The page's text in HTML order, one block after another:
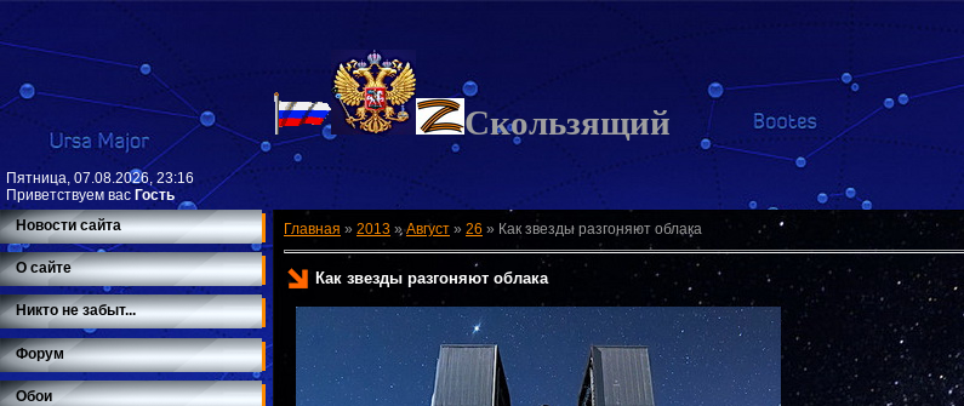
Пятница, 07.08.2026, 23:16
Приветствуем вас Гость
Скользящий
Новости сайта
О сайте
Никто не забыт...
Форум
Обои
Главная » 2013 » Август » 26 » Как звезды разгоняют облака
Как звезды разгоняют облака